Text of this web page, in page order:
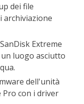
dei file
Extreme
luogo asciutto
dell'unità
Pro con i driver